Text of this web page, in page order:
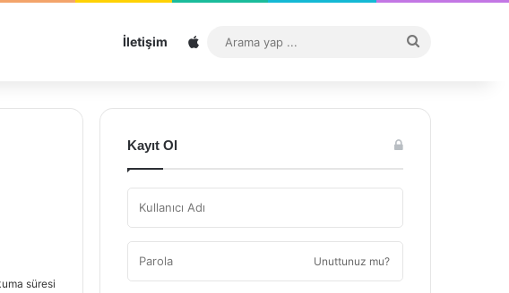
İletişim Sitemap
...
süresi
Kayıt Ol
Unuttunuz mu?